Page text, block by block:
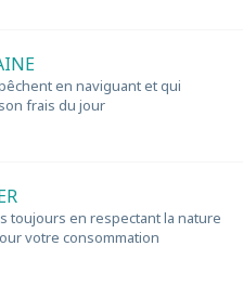
en naviguant et qui
frais du jour
toujours en respectant la nature
votre consommation